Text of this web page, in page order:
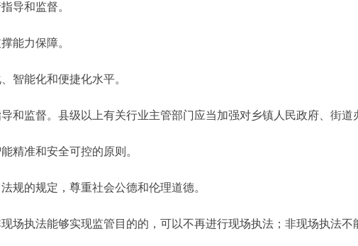
导和监督。
能力保障。
智能化和便捷化水平。
监督。县级以上有关行业主管部门应当加强对乡镇人民政府、街道
精准和安全可控的原则。
的规定，尊重社会公德和伦理道德。
场执法能够实现监管目的的，可以不再进行现场执法；非现场执法